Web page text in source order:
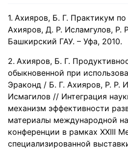
Ахияров, Б. Г. Практикум по
Ахияров, Д. Р. Исламгулов, Р.
Башкирский ГАУ. – Уфа, 2010.
Ахияров, Б. Г.
обыкновенной при
Эраконд / Б. Г. Ахияров, Р. Р.
Исмагилов // Интеграция
механизм эффективности
материалы международной
конференции в рамках ХХIII
специализированной